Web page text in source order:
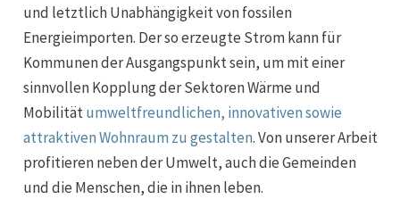
und letztlich Unabhängigkeit von fossilen
Energieimporten. Der so erzeugte Strom kann für
Kommunen der Ausgangspunkt sein, um mit einer
sinnvollen Kopplung der Sektoren Wärme und
Mobilitätumweltfreundlichen, innovativen sowie
attraktiven Wohnraum zu gestalten. Von unserer Arbeit
profitieren neben der Umwelt, auch die Gemeinden
und die Menschen, die in ihnen leben.